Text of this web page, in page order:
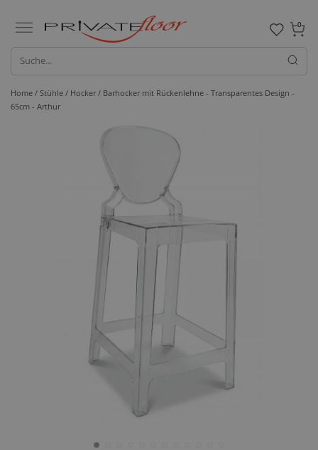
0
Home / Stühle / Hocker / Barhocker mit Rückenlehne - Transparentes Design -
65cm - Arthur